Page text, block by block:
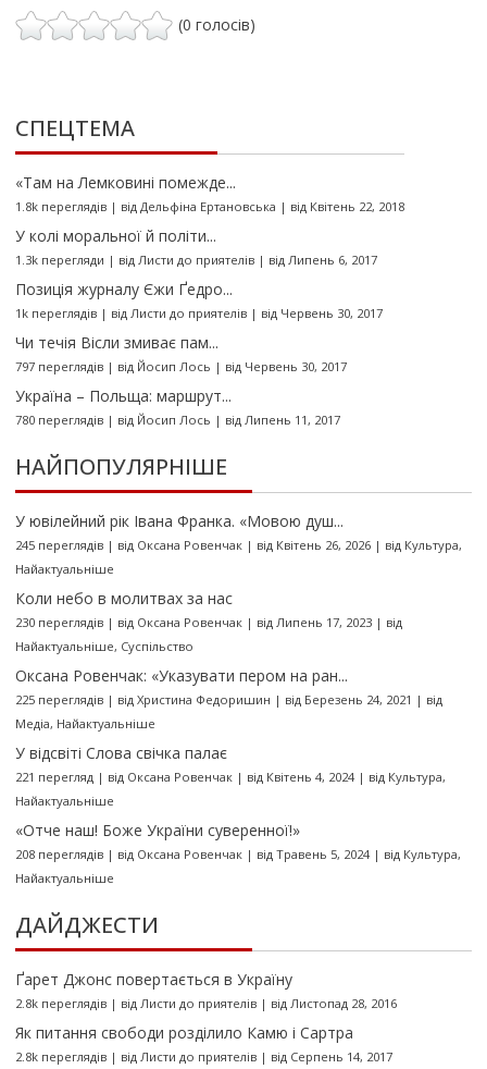
(0 голосів)
СПЕЦТЕМА
«Там на Лемковині помежде...
1.8k переглядів| від Дельфіна Ертановська | від Квітень 22, 2018
У колі моральної й політи...
1.3k перегляди | від Листи до приятелів| від Липень 6, 2017
Позиція журналу Єжи Ґедро...
1k переглядів| від Листи до приятелів| від Червень 30, 2017
Чи течія Вісли змиває пам...
797 переглядів| від Йосип Лось | від Червень 30, 2017
Україна – Польща: маршрут...
780 переглядів| від Йосип Лось | від Липень 11, 2017
НАЙПОПУЛЯРНІШЕ
У ювілейний рік Івана Франка. «Мовою душ...
245 переглядів| від Оксана Ровенчак| від Квітень 26, 2026| від Культура,
Найактуальніше
Коли небо в молитвах за нас
230 переглядів| від Оксана Ровенчак| від Липень 17, 2023| від
Найактуальніше, Суспільство
Оксана Ровенчак: «Указувати пером на ран...
225 переглядів| від Христина Федоришин | від Березень 24, 2021 | від
Медіа, Найактуальніше
У відсвіті Слова свічка палає
221 перегляд | від Оксана Ровенчак| від Квітень 4, 2024| від Культура,
Найактуальніше
«Отче наш! Боже України суверенної!»
208 переглядів| від Оксана Ровенчак| від Травень 5, 2024| від Культура,
Найактуальніше
ДАЙДЖЕСТИ
Ґарет Джонс повертається в Україну
2.8k переглядів| від Листи до приятелів| від Листопад 28, 2016
Як питання свободи розділило Камю і Сартра
2.8k переглядів| від Листи до приятелів| від Серпень 14, 2017